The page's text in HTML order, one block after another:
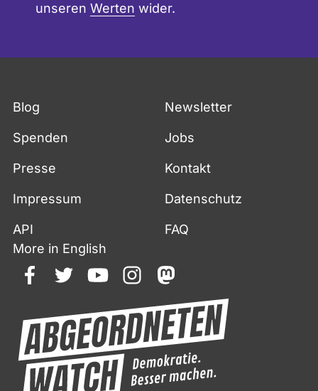
unseren Werten wider.
Blog Newsletter
Spenden Jobs
Presse Kontakt
Impressum Datenschutz
API
FAQ
More in English
facebooktwitteryoutubeinstagrammastodon